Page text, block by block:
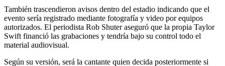
También trascendieron avisos dentro del estadio indicando que el
evento sería registrado mediante fotografía y video por equipos
autorizados. El periodista Rob Shuter aseguró que la propia Taylor
Swift financió las grabaciones y tendría bajo su control todo el
material audiovisual.
Según su versión, será la cantante quien decida posteriormente si